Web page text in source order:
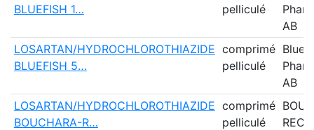
BLUEFISH 1…
pelliculé
AB
LOSARTAN/HYDROCHLOROTHIAZIDE
BLUEFISH 5…
comprimé
pelliculé
AB
LOSARTAN/HYDROCHLOROTHIAZIDE
BOUCHARA-R…
comprimé
pelliculé